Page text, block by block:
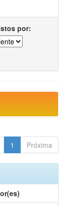
por:
1 Próxima